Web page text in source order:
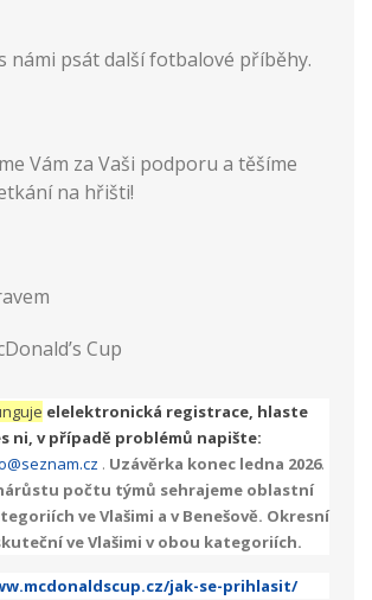
námi psát další fotbalové příběhy.
Vám za Vaši podporu a těšíme
na hřišti!
Cup
elelektronická registrace, hlaste
ni, v případě problémů napište:
. Uzávěrka konec ledna 2026.
počtu týmů sehrajeme oblastní
ve Vlašimi a v Benešově. Okresní
ve Vlašimi v obou kategoriích.
jak-se-prihlasit/